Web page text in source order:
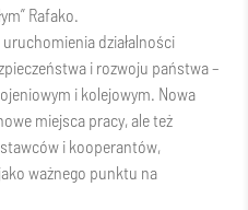
Rafako.
działalności
i rozwoju państwa –
i kolejowym. Nowa
miejsca pracy, ale też
i kooperantów,
ważnego punktu na